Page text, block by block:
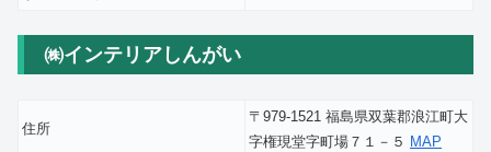
㈱インテリアしんがい
住所
〒979-1521 福島県双葉郡浪江町大
字権現堂字町場７１－５ MAP